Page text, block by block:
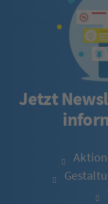
Jetzt